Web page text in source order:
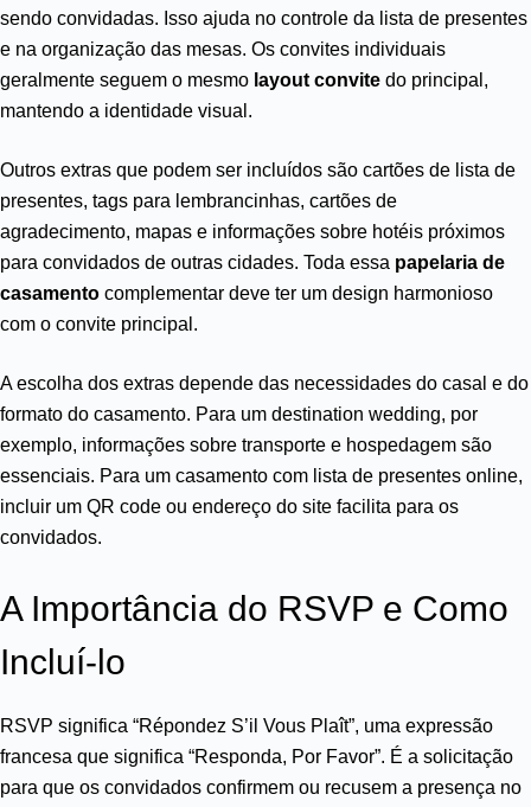
sendo convidadas. Isso ajuda no controle da lista de presentes
e na organização das mesas. Os convites individuais
geralmente seguem o mesmo layout convite do principal,
mantendo a identidade visual.
Outros extras que podem ser incluídos são cartões de lista de
presentes, tags para lembrancinhas, cartões de
agradecimento, mapas e informações sobre hotéis próximos
para convidados de outras cidades. Toda essa papelaria de
casamento complementar deve ter um design harmonioso
com o convite principal.
A escolha dos extras depende das necessidades do casal e do
formato do casamento. Para um destination wedding, por
exemplo, informações sobre transporte e hospedagem são
essenciais. Para um casamento com lista de presentes online,
incluir um QR code ou endereço do site facilita para os
convidados.
A Importância do RSVP e Como
Incluí-lo
RSVP significa “Répondez S’il Vous Plaît”, uma expressão
francesa que significa “Responda, Por Favor”. É a solicitação
para que os convidados confirmem ou recusem a presença no